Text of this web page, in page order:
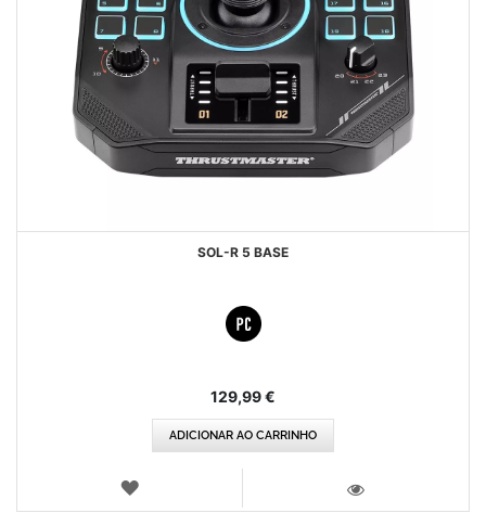
SOL-R 5 BASE
129,99 €
ADICIONAR AO CARRINHO
LISTA